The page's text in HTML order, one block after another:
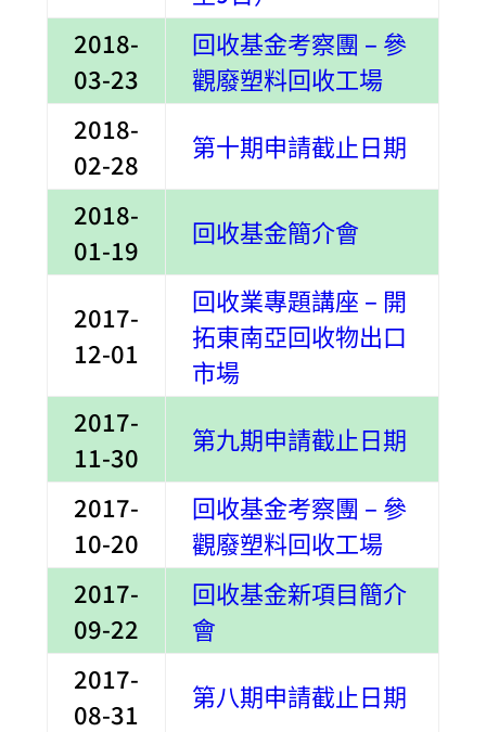
2018-
03-23
回收基金考察團 – 參
觀廢塑料回收工場
2018-
02-28
第十期申請截止日期
2018-
01-19
回收基金簡介會
2017-
12-01
回收業專題講座 – 開
拓東南亞回收物出口
市場
2017-
11-30
第九期申請截止日期
2017-
10-20
回收基金考察團 – 參
觀廢塑料回收工場
2017-
09-22
回收基金新項目簡介
會
2017-
08-31
第八期申請截止日期